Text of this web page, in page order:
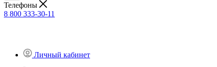
Телефоны
8 800 333-30-11
Личный кабинет